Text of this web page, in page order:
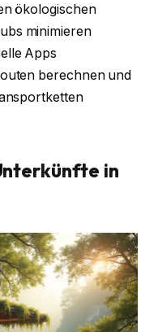
ökologischen
minimieren
Apps
berechnen und
in